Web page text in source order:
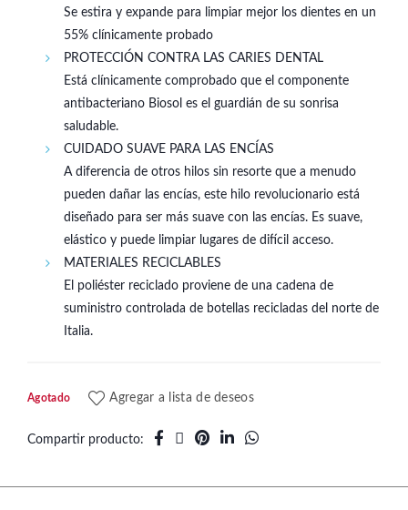
Se estira y expande para limpiar mejor los dientes en un
55% clínicamente probado
PROTECCIÓN CONTRA LAS CARIES DENTAL
Está clínicamente comprobado que el componente
antibacteriano Biosol es el guardián de su sonrisa
saludable.
CUIDADO SUAVE PARA LAS ENCÍAS
A diferencia de otros hilos sin resorte que a menudo
pueden dañar las encías, este hilo revolucionario está
diseñado para ser más suave con las encías. Es suave,
elástico y puede limpiar lugares de difícil acceso.
MATERIALES RECICLABLES
El poliéster reciclado proviene de una cadena de
suministro controlada de botellas recicladas del norte de
Italia.
Agotado Agregar a lista de deseos
Compartir producto